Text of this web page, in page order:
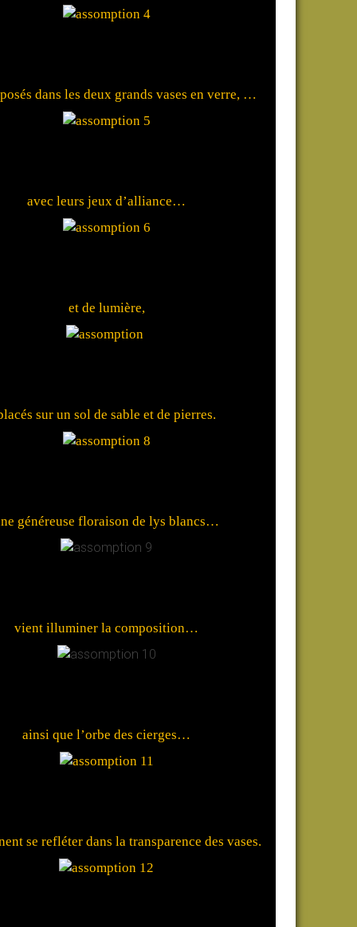
dans les deux grands vases en verre, …
avec leurs jeux d’alliance…
et de lumière,
sur un sol de sable et de pierres.
généreuse floraison de lys blancs…
vient illuminer la composition…
ainsi que l’orbe des cierges…
se refléter dans la transparence des vases.